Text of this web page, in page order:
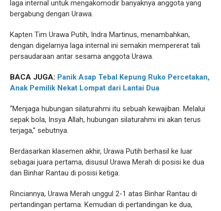
laga internal untuk mengakomodir banyaknya anggota yang
bergabung dengan Urawa.
Kapten Tim Urawa Putih, Indra Martinus, menambahkan,
dengan digelarnya laga internal ini semakin mempererat tali
persaudaraan antar sesama anggota Urawa.
BACA JUGA: Panik Asap Tebal Kepung Ruko Percetakan,
Anak Pemilik Nekat Lompat dari Lantai Dua
“Menjaga hubungan silaturahmi itu sebuah kewajiban. Melalui
sepak bola, Insya Allah, hubungan silaturahmi ini akan terus
terjaga,” sebutnya.
Berdasarkan klasemen akhir, Urawa Putih berhasil ke luar
sebagai juara pertama, disusul Urawa Merah di posisi ke dua
dan Binhar Rantau di posisi ketiga.
Rinciannya, Urawa Merah unggul 2-1 atas Binhar Rantau di
pertandingan pertama. Kemudian di pertandingan ke dua,